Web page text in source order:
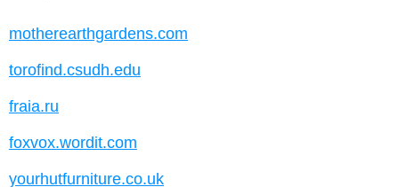
motherearthgardens.com
torofind.csudh.edu
fraia.ru
foxvox.wordit.com
yourhutfurniture.co.uk